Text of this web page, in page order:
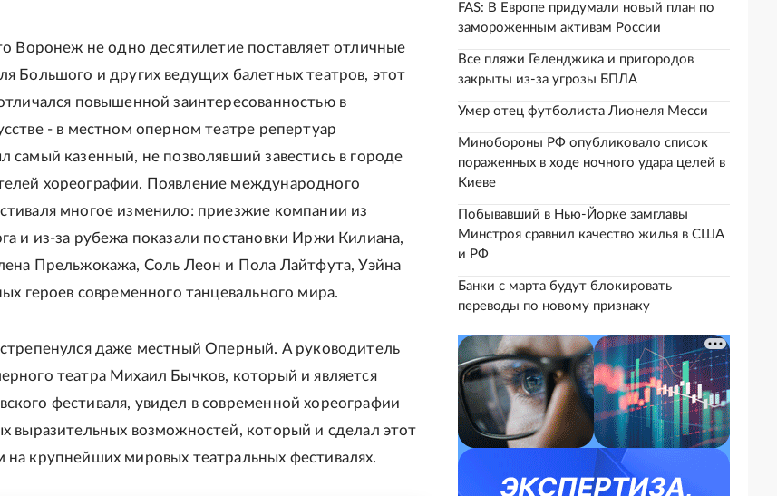
Воронеж не одно десятилетие поставляет отличные
Большого и других ведущих балетных театров, этот
повышенной заинтересованностью в
- в местном оперном театре репертуар
самый казенный, не позволявший завестись в городе
хореографии. Появление международного
многое изменило: приезжие компании из
и из-за рубежа показали постановки Иржи Килиана,
Прельжокажа, Соль Леон и Пола Лайтфута, Уэйна
героев современного танцевального мира.
даже местный Оперный. А руководитель
театра Михаил Бычков, который и является
фестиваля, увидел в современной хореографии
выразительных возможностей, который и сделал этот
крупнейших мировых театральных фестивалях.
FAS: В Европе придумали новый план по
замороженным активам России
Все пляжи Геленджика и пригородов
закрыты из-за угрозы БПЛА
Умер отец футболиста Лионеля Месси
Минобороны РФ опубликовало список
пораженных в ходе ночного удара целей в
Киеве
Побывавший в Нью-Йорке замглавы
Минстроя сравнил качество жилья в США
и РФ
Банки с марта будут блокировать
переводы по новому признаку